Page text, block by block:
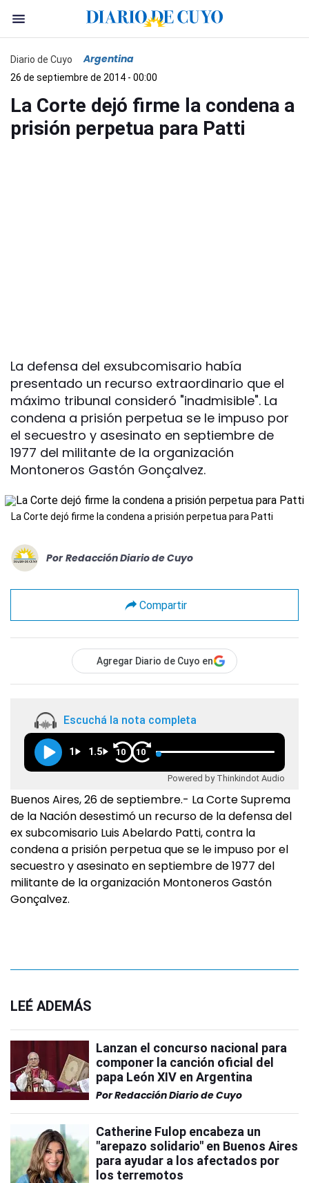
Diario de Cuyo Argentina
26 de septiembre de 2014 - 00:00
La Corte dejó firme la condena a
prisión perpetua para Patti
La defensa del exsubcomisario había
presentado un recurso extraordinario que el
máximo tribunal consideró "inadmisible". La
condena a prisión perpetua se le impuso por
el secuestro y asesinato en septiembre de
1977 del militante de la organización
Montoneros Gastón Gonçalvez.
La Corte dejó firme la condena a prisión perpetua para Patti
Por Redacción Diario de Cuyo
Compartir
Agregar Diario de Cuyo en
Escuchá la nota completa
1 1.5 10 10
Powered by Thinkindot Audio
Buenos Aires, 26 de septiembre.- La Corte Suprema
de la Nación desestimó un recurso de la defensa del
ex subcomisario Luis Abelardo Patti, contra la
condena a prisión perpetua que se le impuso por el
secuestro y asesinato en septiembre de 1977 del
militante de la organización Montoneros Gastón
Gonçalvez.
LEÉ ADEMÁS
Lanzan el concurso nacional para
componer la canción oficial del
papa León XIV en Argentina
PorRedacción Diario de Cuyo
Catherine Fulop encabeza un
"arepazo solidario" en Buenos Aires
para ayudar a los afectados por
los terremotos